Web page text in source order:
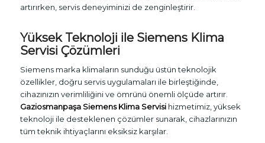
artırırken, servis deneyiminizi de zenginleştirir.
Yüksek Teknoloji ile Siemens Klima
Servisi Çözümleri
Siemens marka klimaların sunduğu üstün teknolojik
özellikler, doğru servis uygulamaları ile birleştiğinde,
cihazınızın verimliliğini ve ömrünü önemli ölçüde artırır.
Gaziosmanpaşa Siemens Klima Servisihizmetimiz, yüksek
teknoloji ile desteklenen çözümler sunarak, cihazlarınızın
tüm teknik ihtiyaçlarını eksiksiz karşılar.